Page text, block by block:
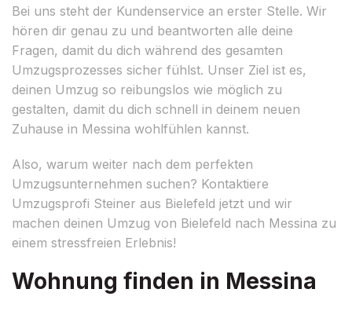
Bei uns steht der Kundenservice an erster Stelle. Wir
hören dir genau zu und beantworten alle deine
Fragen, damit du dich während des gesamten
Umzugsprozesses sicher fühlst. Unser Ziel ist es,
deinen Umzug so reibungslos wie möglich zu
gestalten, damit du dich schnell in deinem neuen
Zuhause in Messina wohlfühlen kannst.
Also, warum weiter nach dem perfekten
Umzugsunternehmen suchen? Kontaktiere
Umzugsprofi Steiner aus Bielefeld jetzt und wir
machen deinen Umzug von Bielefeld nach Messina zu
einem stressfreien Erlebnis!
Wohnung finden in Messina